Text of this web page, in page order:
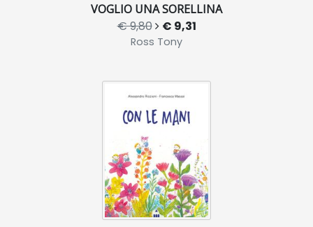
VOGLIO UNA SORELLINA
€ 9,80 € 9,31
Ross Tony